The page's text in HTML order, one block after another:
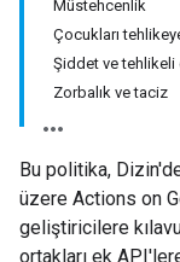
Müstehcenlik
Çocukları
Şiddet ve tehlikeli
Zorbalık ve taciz
Bu politika,
üzere Actions on
geliştiricilere
ortakları ek